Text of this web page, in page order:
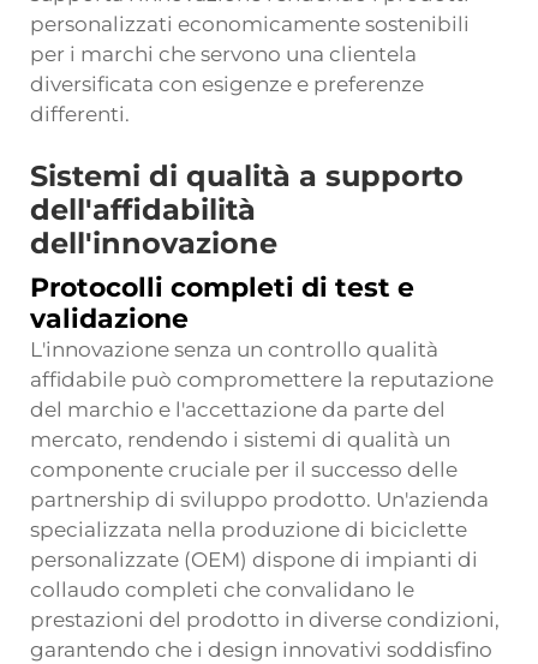
personalizzati economicamente sostenibili
per i marchi che servono una clientela
diversificata con esigenze e preferenze
differenti.
Sistemi di qualità a supporto
dell'affidabilità
dell'innovazione
Protocolli completi di test e
validazione
L'innovazione senza un controllo qualità
affidabile può compromettere la reputazione
del marchio e l'accettazione da parte del
mercato, rendendo i sistemi di qualità un
componente cruciale per il successo delle
partnership di sviluppo prodotto. Un'azienda
specializzata nella produzione di biciclette
personalizzate (OEM) dispone di impianti di
collaudo completi che convalidano le
prestazioni del prodotto in diverse condizioni,
garantendo che i design innovativi soddisfino